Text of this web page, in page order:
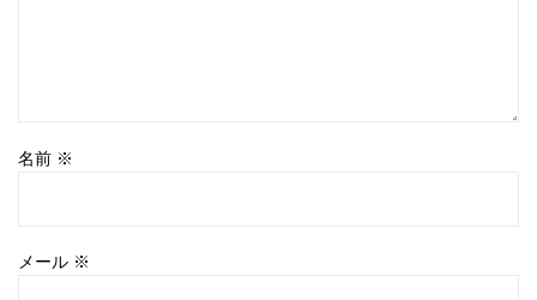
名前 ※
メール ※